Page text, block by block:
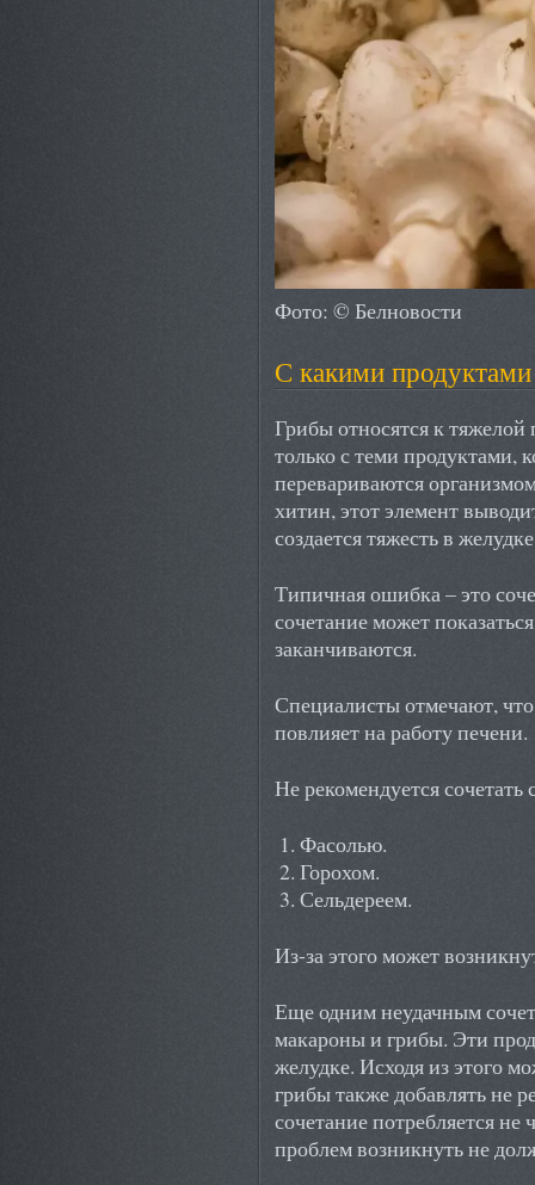
Фото: © Белновости
С какими продуктами
Грибы относятся к
только с теми продуктами,
перевариваются
хитин, этот элемент
создается тяжесть в
Типичная ошибка – это
сочетание может
заканчиваются.
Специалисты отмечают,
повлияет на работу печени.
Не рекомендуется сочетать
Фасолью.
Горохом.
Сельдереем.
Из-за этого может
Еще одним неудачным
макароны и грибы. Эти
желудке. Исходя из этого
грибы также добавлять не
сочетание потребляется
проблем возникнуть не